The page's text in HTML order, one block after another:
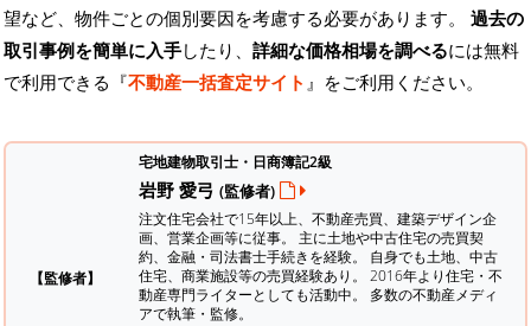
望など、物件ごとの個別要因を考慮する必要があります。 過去の
取引事例を簡単に入手したり、 詳細な価格相場を調べるには無料
で利用できる『不動産一括査定サイト 』をご利用ください。
【監修者】
宅地建物取引士・日商簿記2級
岩野 愛弓 (監修者)
注文住宅会社で15年以上、不動産売買、建築デザイン企
画、営業企画等に従事。 主に土地や中古住宅の売買契
約、金融・司法書士手続きを経験。 自身でも土地、中古
住宅、商業施設等の売買経験あり。 2016年より住宅・不
動産専門ライターとしても活動中。 多数の不動産メディ
アで執筆・監修。